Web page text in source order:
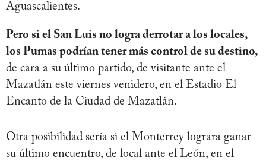
Aguascalientes.
Pero si el San Luis no logra derrotar a los locales,
los Pumas podrían tener más control de su destino,
de cara a su último partido, de visitante ante el
Mazatlán este viernes venidero, en el Estadio El
Encanto de la Ciudad de Mazatlán.
Otra posibilidad sería si el Monterrey lograra ganar
su último encuentro, de local ante el León, en el